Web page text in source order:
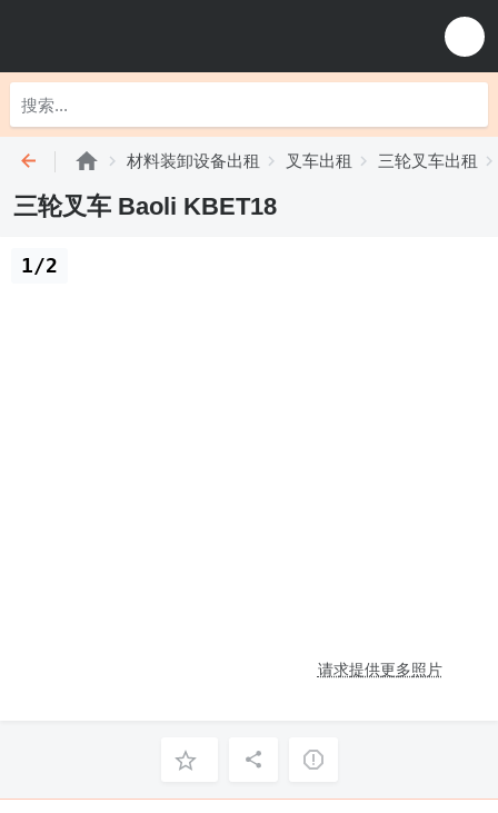
材料装卸设备出租 叉车出租 三轮叉车出租
三轮叉车 Baoli KBET18
请求提供更多照片
1/2